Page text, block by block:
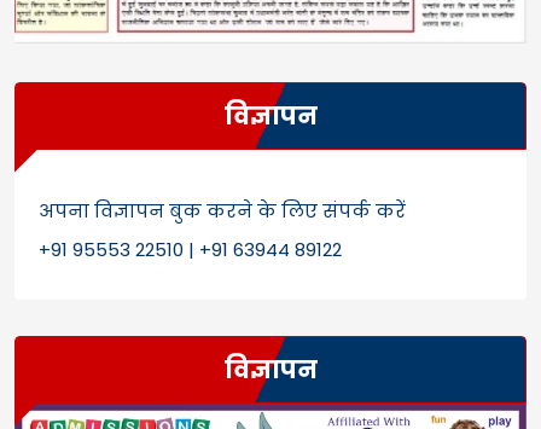
विज्ञापन
अपना विज्ञापन बुक करने के लिए संपर्क करें
+91 95553 22510 | +91 63944 89122
विज्ञापन